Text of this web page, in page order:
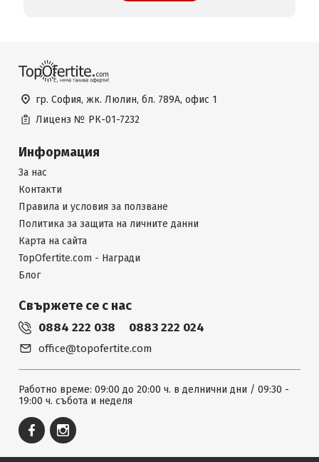
гр. София, жк. Люлин, бл. 789А, офис 1
Лиценз № РК-01-7232
Информация
За нас
Контакти
Правила и условия за ползване
Политика за защита на личните данни
Карта на сайта
TopOfertite.com - Награди
Блог
Свържете се с нас
0884 222 038 0883 222 024
office@topofertite.com
Работно време: 09:00 до 20:00 ч. в делнични дни / 09:30 -
19:00 ч. събота и неделя